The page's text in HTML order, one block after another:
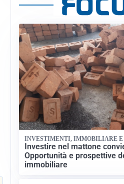
INVESTIMENTI, IMMOBILIARE E
Investire nel mattone
Opportunità e prospettive
immobiliare